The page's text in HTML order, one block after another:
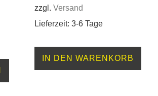
Dieses
zzgl. Versand
Lieferzeit: 3-6 Tage
IN DEN WARENKORB